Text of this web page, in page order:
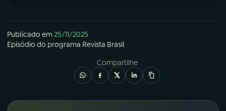
Publicado em25/11/2025
Episódio do programa Revista Brasil
Compartilhe